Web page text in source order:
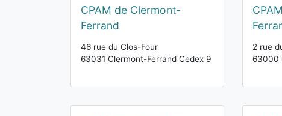
CPAM de Clermont-
Ferrand
46 rue du Clos-Four
63031 Clermont-Ferrand Cedex 9
2 rue
63000